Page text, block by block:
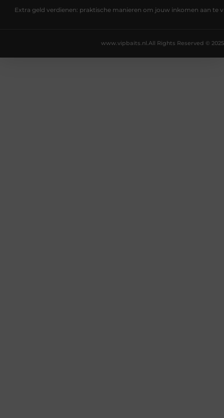
Extra geld verdienen: praktische manieren om jouw inkomen aan te
All Rights Reserved © 2025
www.vipbaits.nl.